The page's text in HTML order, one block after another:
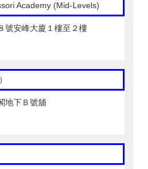
Academy (Mid-Levels)
號安峰大廈１樓至２樓
地下Ｂ號舖